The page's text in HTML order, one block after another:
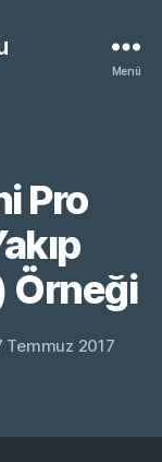
Menü
Pro
Örneği
Temmuz 2017